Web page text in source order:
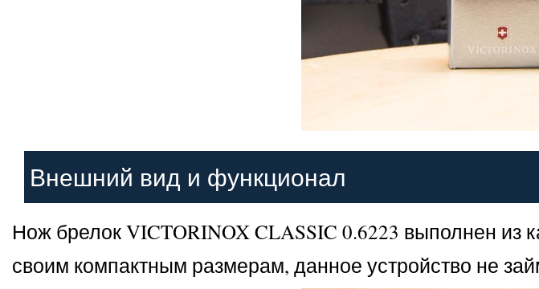
Внешний вид и функционал
Нож брелок VICTORINOX CLASSIC 0.6223 выполнен из
своим компактным размерам, данное устройство не